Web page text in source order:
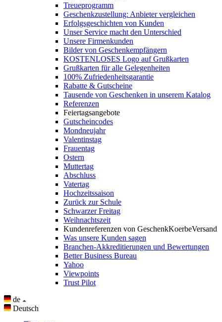
Treueprogramm
Geschenkzustellung: Anbieter vergleichen
Erfolgsgeschichten von Kunden
Unser Service macht den Unterschied
Unsere Firmenkunden
Bilder von Geschenkempfängern
KOSTENLOSES Logo auf Grußkarten
Grußkarten für alle Gelegenheiten
100% Zufriedenheitsgarantie
Rabatte & Gutscheine
Tausende von Geschenken in unserem Katalog
Referenzen
Feiertagsangebote
Gutscheincodes
Mondneujahr
Valentinstag
Frauentag
Ostern
Muttertag
Abschluss
Vatertag
Hochzeitssaison
Zurück zur Schule
Schwarzer Freitag
Weihnachtszeit
Kundenreferenzen von GeschenkKoerbeVersand
Was unsere Kunden sagen
Branchen-Akkreditierungen und Bewertungen
Better Business Bureau
Yahoo
Viewpoints
Trust Pilot
de
Deutsch